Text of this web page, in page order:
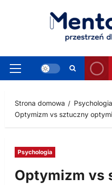
Menu
Strona domowa
Psychologia
Optymizm vs sztuczny
Psychologia
Optymizm vs